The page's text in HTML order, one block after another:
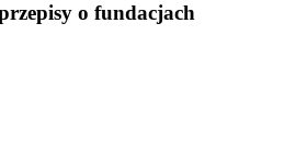
o fundacjach